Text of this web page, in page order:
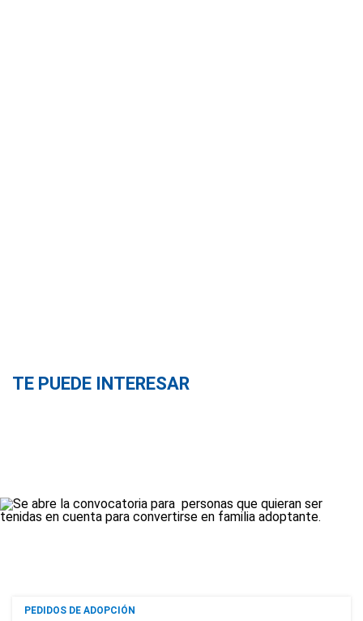
TE PUEDE INTERESAR
PEDIDOS DE ADOPCIÓN